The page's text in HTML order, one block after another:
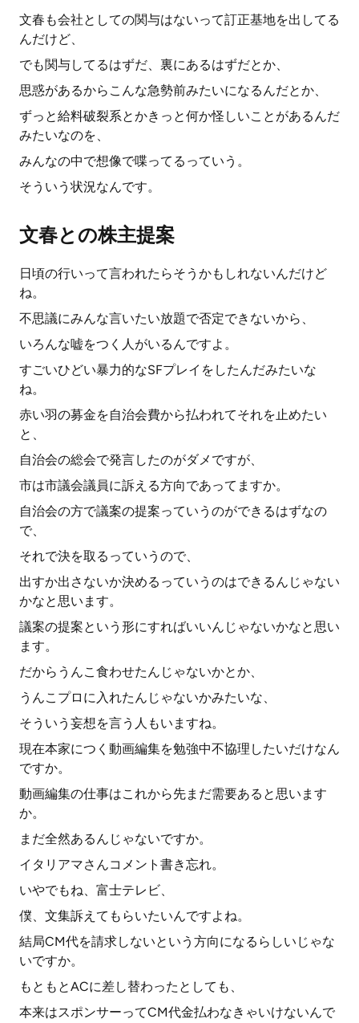
文春も会社としての関与はないって訂正基地を出してる
んだけど、
でも関与してるはずだ、裏にあるはずだとか、
思惑があるからこんな急勢前みたいになるんだとか、
ずっと給料破裂系とかきっと何か怪しいことがあるんだ
みたいなのを、
みんなの中で想像で喋ってるっていう。
そういう状況なんです。
文春との株主提案
日頃の行いって言われたらそうかもしれないんだけど
ね。
不思議にみんな言いたい放題で否定できないから、
いろんな嘘をつく人がいるんですよ。
すごいひどい暴力的なSFプレイをしたんだみたいな
ね。
赤い羽の募金を自治会費から払われてそれを止めたい
と、
自治会の総会で発言したのがダメですが、
市は市議会議員に訴える方向であってますか。
自治会の方で議案の提案っていうのができるはずなの
で、
それで決を取るっていうので、
出すか出さないか決めるっていうのはできるんじゃない
かなと思います。
議案の提案という形にすればいいんじゃないかなと思い
ます。
だからうんこ食わせたんじゃないかとか、
うんこプロに入れたんじゃないかみたいな、
そういう妄想を言う人もいますね。
現在本家につく動画編集を勉強中不協理したいだけなん
ですか。
動画編集の仕事はこれから先まだ需要あると思います
か。
まだ全然あるんじゃないですか。
イタリアマさんコメント書き忘れ。
いやでもね、富士テレビ、
僕、文集訴えてもらいたいんですよね。
結局CM代を請求しないという方向になるらしいじゃな
いですか。
もともとACに差し替わったとしても、
本来はスポンサーってCM代金払わなきゃいけないんで